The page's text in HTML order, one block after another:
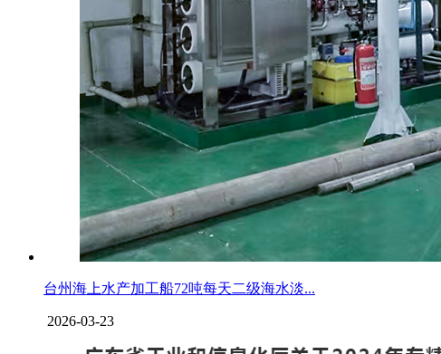
台州海上水产加工船72吨每天二级海水淡...
2026-03-23